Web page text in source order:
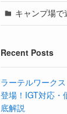
キャンプ場で
Recent Posts
ラーテルワーク
登場！IGT対応・
底解説